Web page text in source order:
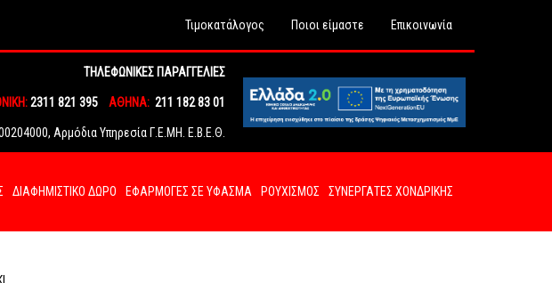
Τιμοκατάλογος Ποιοι είμαστε Επικοινωνία
ΤΗΛΕΦΩΝΙΚΕΣ ΠΑΡΑΓΓΕΛΙΕΣ
2311 821 395 ΑΘΗΝΑ: 211 182 83 01
Αρμόδια Υπηρεσία Γ.Ε.ΜΗ. Ε.Β.Ε.Θ.
ΔΙΑΦΗΜΙΣΤΙΚΟ ΔΩΡΟ ΕΦΑΡΜΟΓΕΣ ΣΕ ΥΦΑΣΜΑ ΡΟΥΧΙΣΜΟΣ ΣΥΝΕΡΓΑΤΕΣ ΧΟΝΔΡΙΚΗΣ